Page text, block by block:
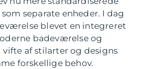
separate enheder. I dag
blevet en integreret
badeværelse og
af stilarter og designs
forskellige behov.